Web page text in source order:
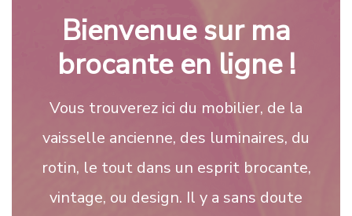
Bienvenue sur ma
brocante en ligne !
Vous trouverez ici du mobilier, de la
vaisselle ancienne, des luminaires, du
rotin, le tout dans un esprit brocante,
vintage, ou design. Il y a sans doute